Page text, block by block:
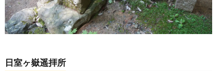
日室ヶ嶽遥拝所